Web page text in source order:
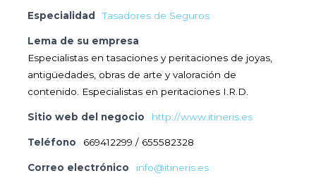
Especialidad Tasadores de Seguros
Lema de su empresa
Especialistas en tasaciones y peritaciones de joyas,
antigüedades, obras de arte y valoración de
contenido. Especialistas en peritaciones I.R.D.
Sitio web del negocio http://www.itineris.es
Teléfono 669412299 / 655582328
Correo electrónico info@itineris.es